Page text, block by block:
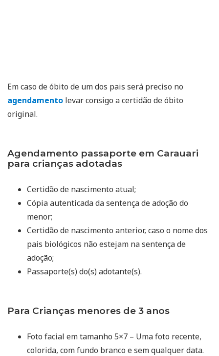
Em caso de óbito de um dos pais será preciso no
agendamento levar consigo a certidão de óbito
original.
Agendamento passaporte em Carauari
para crianças adotadas
Certidão de nascimento atual;
Cópia autenticada da sentença de adoção do
menor;
Certidão de nascimento anterior, caso o nome dos
pais biológicos não estejam na sentença de
adoção;
Passaporte(s) do(s) adotante(s).
Para Crianças menores de 3 anos
Foto facial em tamanho 5×7 – Uma foto recente,
colorida, com fundo branco e sem qualquer data.